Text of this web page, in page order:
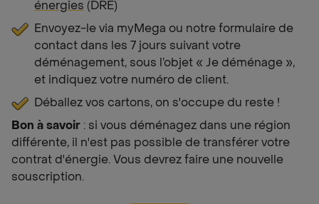
énergies (DRE)
Envoyez-le via myMega ou notre formulaire de
contact dans les 7 jours suivant votre
déménagement, sous l’objet « Je déménage »,
et indiquez votre numéro de client.
Déballez vos cartons, on s'occupe du reste !
Bon à savoir : si vous déménagez dans une région
différente, il n'est pas possible de transférer votre
contrat d'énergie. Vous devrez faire une nouvelle
souscription.